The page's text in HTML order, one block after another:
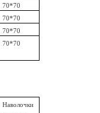
70*70
70*70
70*70
70*70
Наволочки